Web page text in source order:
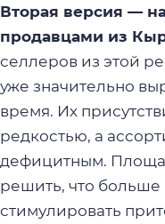
Вторая версия —
продавцами из
селлеров из этой
уже значительно
время. Их
редкостью, а
дефицитным.
решить, что больше
стимулировать